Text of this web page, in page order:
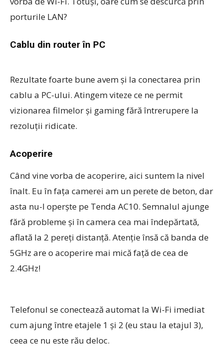
porturile LAN?
Cablu din router în PC
Rezultate foarte bune avem și la conectarea prin
cablu a PC-ului. Atingem viteze ce ne permit
vizionarea filmelor și gaming fără întrerupere la
rezoluții ridicate.
Acoperire
Când vine vorba de acoperire, aici suntem la nivel
înalt. Eu în fața camerei am un perete de beton, dar
asta nu-l operște pe Tenda AC10. Semnalul ajunge
fără probleme și în camera cea mai îndepărtată,
aflată la 2 pereți distanță. Atenție însă că banda de
5GHz are o acoperire mai mică față de cea de
2.4GHz!
Telefonul se conectează automat la Wi-Fi imediat
cum ajung între etajele 1 și 2 (eu stau la etajul 3),
ceea ce nu este rău deloc.